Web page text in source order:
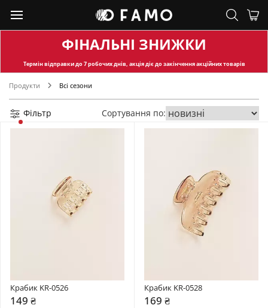
ФІНАЛЬНІ ЗНИЖКИ
Термін відправкидо 7 робочих днів, акція діє до закінчення акційних товарів
Продукти Всі сезони
Фільтр Сортування по:
Крабик KR-0526
149 ₴
Крабик KR-0528
169 ₴